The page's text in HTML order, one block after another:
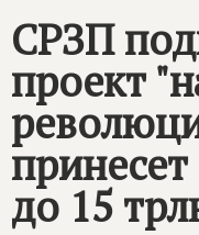
Интернет-
СРЗП
проект
до 15